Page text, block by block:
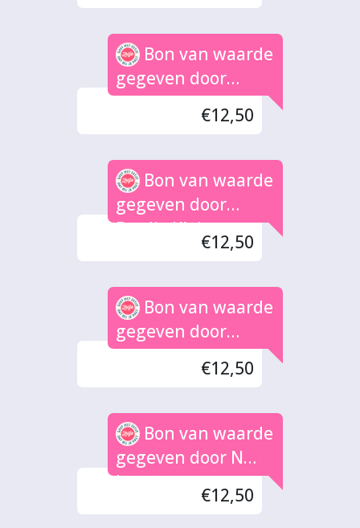
Bon van waarde
gegeven door
Nienhuis
€12,50
Bon van waarde
gegeven door
Berdie Klein
€12,50
Bon van waarde
gegeven door
Monique
€12,50
Bon van waarde
gegeven door N
Laterveer
€12,50